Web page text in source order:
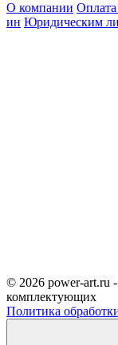
О компании Оплата
ин Юридическим
© 2026 power-art.ru
комплектующих
Политика